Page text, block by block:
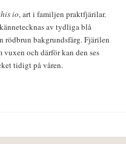
io, art i familjen praktfjärilar.
av tydliga blå
rödbrun bakgrundsfärg. Fjärilen
vuxen och därför kan den ses
tidigt på våren.